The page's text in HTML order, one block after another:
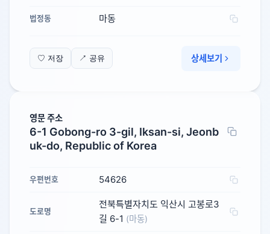
법정동 마동
♡ 저장 ↗ 공유 상세보기
영문 주소
6-1 Gobong-ro 3-gil, Iksan-si, Jeonb
uk-do, Republic of Korea
우편번호 54626
도로명
전북특별자치도 익산시 고봉로3
길 6-1 (마동)